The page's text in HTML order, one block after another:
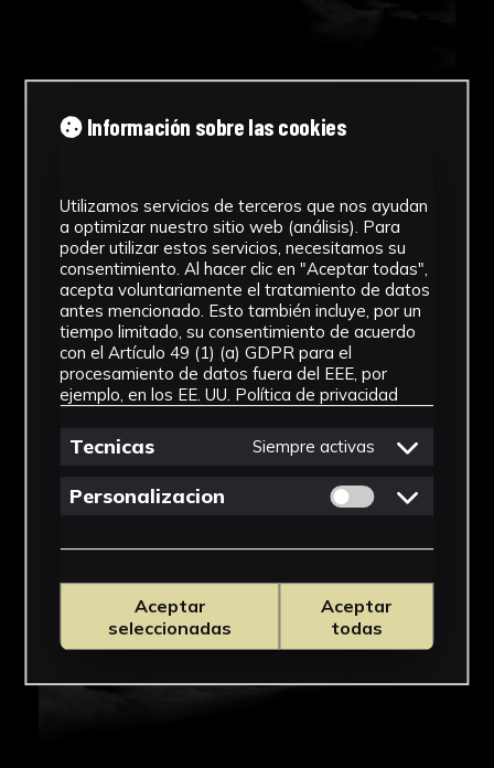
Información sobre las cookies
Utilizamos servicios de terceros que nos ayudan
a optimizar nuestro sitio web (análisis). Para
poder utilizar estos servicios, necesitamos su
consentimiento. Al hacer clic en "Aceptar todas",
acepta voluntariamente el tratamiento de datos
antes mencionado. Esto también incluye, por un
tiempo limitado, su consentimiento de acuerdo
con el Artículo 49 (1) (a) GDPR para el
procesamiento de datos fuera del EEE, por
ejemplo, en los EE. UU. Política de privacidad
Tecnicas Siempre activas
Personalizacion Permitir cookies
Aceptar
seleccionadas
Aceptar
todas